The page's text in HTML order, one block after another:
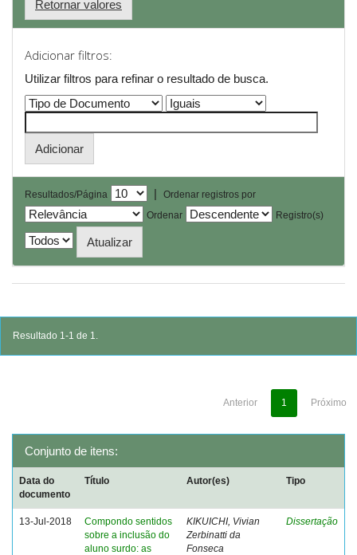
Retornar valores
Adicionar filtros:
Utilizar filtros para refinar o resultado de busca.
Resultados/Página |
Ordenar registros por
Ordenar
Registro(s)
Resultado 1-1 de 1.
Anterior 1 Próximo
Conjunto de itens:
Data do
documento
Título Autor(es) Tipo
13-Jul-2018
Compondo sentidos
sobre a inclusão do
aluno surdo: as
KIKUICHI, Vivian
Zerbinatti da
Fonseca
Dissertação